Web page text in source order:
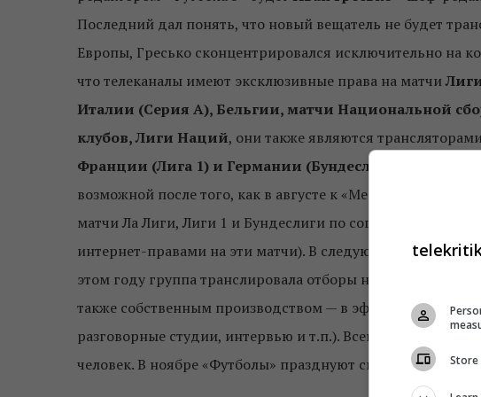
Последний дал понять, что новый вещатель не будет
Европы, Гресько сконцентрировался исключительно на
что телеканалы имеют эксклюзивные права на матчи
Италии (Серия А), Бельгии, матчи Национальной
клубов, Лиги Наций, они также являются
Франции (Лига 1) и Германии (Бундеслига)
возможной после того, как в августе к «Медиа Группе
матчи Ла Лиги, Лиги 1 и Бундеслиги по соглашению с
интернет-правами на эти матчи). В следующем году
этом году группа транслировала отборы на Евро 2020.
также собственным производством — в эфире
разговорные студии, интервью и т.п.). Всего на
человек. В ноябре «Футболы» празднуют свое 11-летие.Store